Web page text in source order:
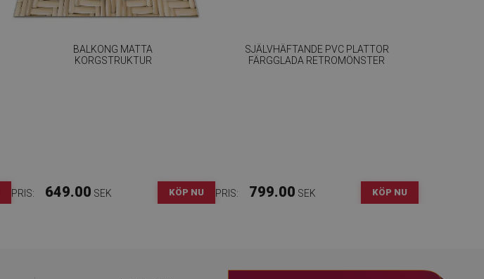
BALKONG MATTA
KORGSTRUKTUR
PRIS: 649.00 SEK KÖP NU
SJÄLVHÄFTANDE PVC PLATTOR
FÄRGGLADA RETROMÖNSTER
PRIS: 799.00 SEK KÖP NU